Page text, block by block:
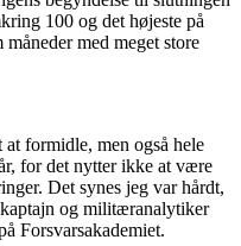
100 og det højeste på
med meget store
formidle, men også hele
for det nytter ikke at være
Det synes jeg var hårdt,
og militæranalytiker
Forsvarsakademiet.